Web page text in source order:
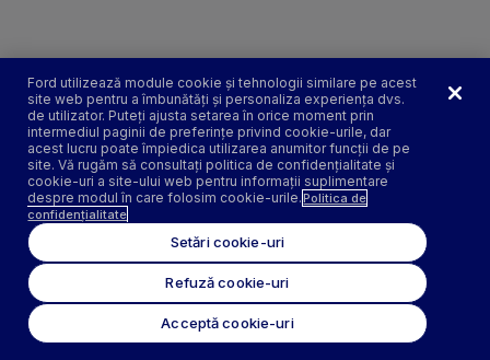
Ford utilizează module cookie și tehnologii similare pe acest
site web pentru a îmbunătăți și personaliza experiența dvs.
de utilizator. Puteți ajusta setarea în orice moment prin
intermediul paginii de preferințe privind cookie-urile, dar
acest lucru poate împiedica utilizarea anumitor funcții de pe
site. Vă rugăm să consultați politica de confidențialitate și
cookie-uri a site-ului web pentru informații suplimentare
despre modul în care folosim cookie-urile.Politica de
confidențialitate
Setări cookie-uri
Refuză cookie-uri
Acceptă cookie-uri